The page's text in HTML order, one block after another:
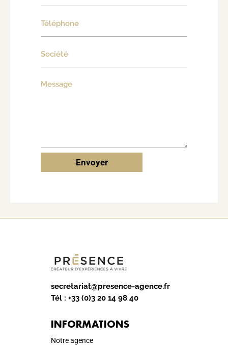
Envoyer
secretariat@presence-agence.fr
Tél : +33 (0)3 20 14 98 40
INFORMATIONS
Notre agence